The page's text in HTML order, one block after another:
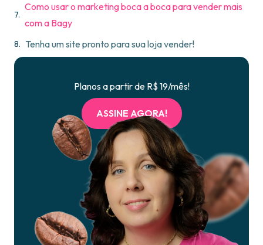
Como usar o marketing boca a boca para vender mais
com a Bagy
Tenha um site pronto para sua loja vender!
Planos a partir de R$ 19/mês!
ASSINE AGORA!